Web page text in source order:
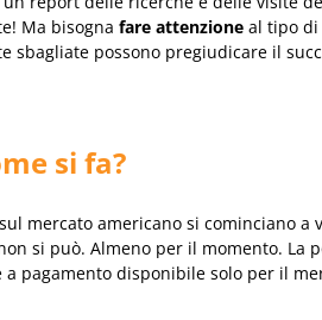
Ma bisogna fare attenzioneal tipo di
sbagliate possono pregiudicare il
si fa?
mercato americano si cominciano
si può. Almeno per il momento.
pagamento disponibile solo per il